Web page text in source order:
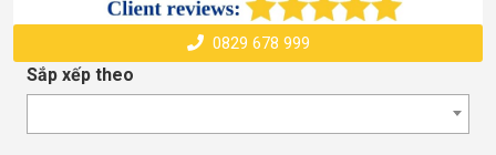
0829 678 999
Sắp xếp theo